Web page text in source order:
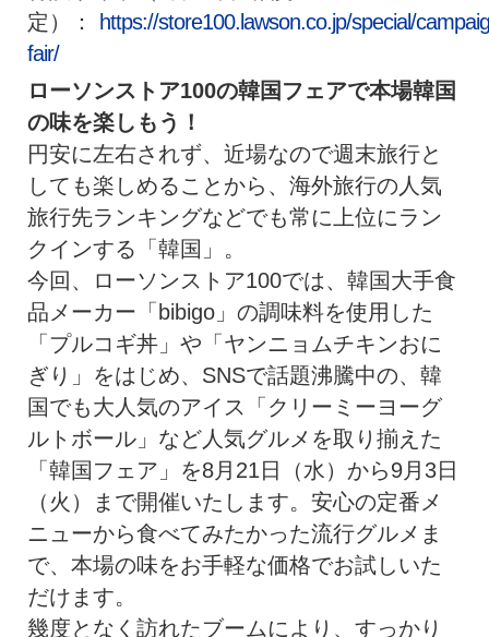
定）：
https://store100.lawson.co.jp/special/
fair/
ローソンストア100の韓国フェアで本場韓国
の味を楽しもう！
円安に左右されず、近場なので週末旅行と
しても楽しめることから、海外旅行の人気
旅行先ランキングなどでも常に上位にラン
クインする「韓国」。
今回、ローソンストア100では、韓国大手食
品メーカー「bibigo」の調味料を使用した
「プルコギ丼」や「ヤンニョムチキンおに
ぎり」をはじめ、SNSで話題沸騰中の、韓
国でも大人気のアイス「クリーミーヨーグ
ルトボール」など人気グルメを取り揃えた
「韓国フェア」を8月21日（水）から9月3日
（火）まで開催いたします。安心の定番メ
ニューから食べてみたかった流行グルメま
で、本場の味をお手軽な価格でお試しいた
だけます。
幾度となく訪れたブームにより、すっかり